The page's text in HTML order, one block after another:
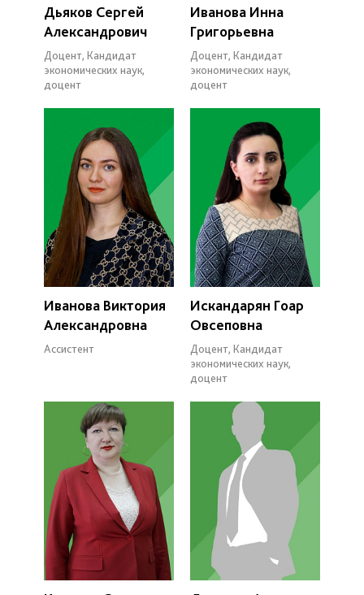
Дьяков Сергей
Александрович
Доцент, Кандидат
экономических наук,
доцент
Иванова Инна
Григорьевна
Доцент, Кандидат
экономических наук,
доцент
Иванова Виктория
Александровна
Ассистент
Искандарян Гоар
Овсеповна
Доцент, Кандидат
экономических наук,
доцент